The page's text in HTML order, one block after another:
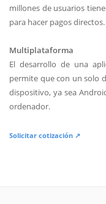
millones de usuarios
para hacer pagos directos.
Multiplataforma
El desarrollo de una
permite que con un solo
dispositivo, ya sea
ordenador.
Solicitar cotización ↗